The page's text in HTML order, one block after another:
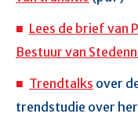
Lees de brief van
Bestuur van
Trendtalks over
trendstudie over